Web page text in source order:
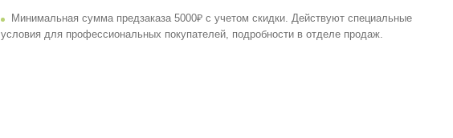
Минимальная сумма предзаказа 5000₽ с учетом скидки. Действуют специальные
условия для профессиональных покупателей, подробности в отделе продаж.